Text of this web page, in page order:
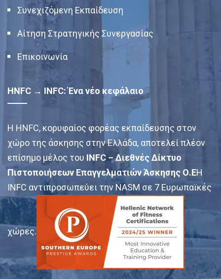
Συνεχιζόμενη Εκπαίδευση
Αίτηση Στρατηγικής Συνεργασίας
Επικοινωνία
HNFC → INFC: Ένα νέο κεφάλαιο
Η HNFC, κορυφαίος φορέας εκπαίδευσης στον
χώρο της άσκησης στην Ελλάδα, αποτελεί πλέον
επίσημο μέλος του INFC – Διεθνές Δίκτυο
Πιστοποιήσεων Επαγγελματιών Άσκησης Ο.ΕΗ
INFC αντιπροσωπεύει την NASM σε 7 Ευρωπαϊκές
χώρες.